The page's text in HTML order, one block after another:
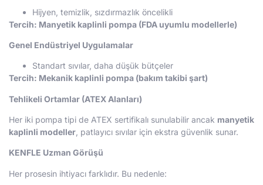
Hijyen, temizlik, sızdırmazlık öncelikli
Tercih: Manyetik kaplinli pompa (FDA uyumlu modellerle)
Genel Endüstriyel Uygulamalar
Standart sıvılar, daha düşük bütçeler
Tercih: Mekanik kaplinli pompa (bakım takibi şart)
Tehlikeli Ortamlar (ATEX Alanları)
Her iki pompa tipi de ATEX sertifikalı sunulabilir ancak manyetik
kaplinli modeller , patlayıcı sıvılar için ekstra güvenlik sunar.
KENFLE Uzman Görüşü
Her prosesin ihtiyacı farklıdır. Bu nedenle: